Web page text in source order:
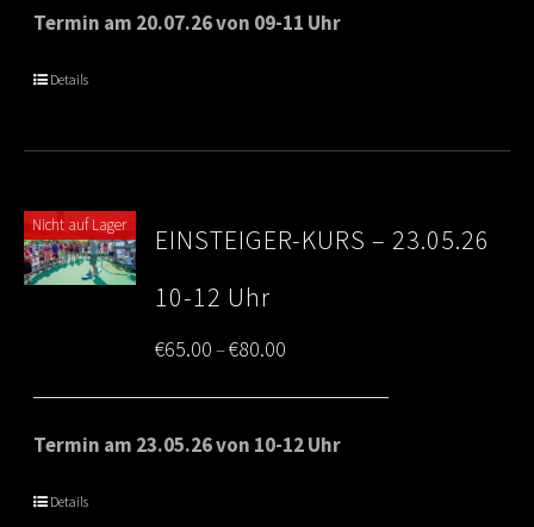
€65.00
Termin am 20.07.26 von 09-11 Uhr
Details
Nicht auf Lager
EINSTEIGER-KURS – 23.05.26
10-12 Uhr
€65.00–€80.00
range:
€65.00
Termin am 23.05.26 von 10-12 Uhr
Details